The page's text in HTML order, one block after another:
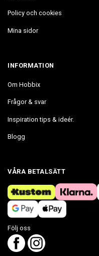
Policy och cookies
Mina sidor
INFORMATION
Om Hobbix
Frågor & svar
Inspiration tips & ideér.
Blogg
VÅRA BETALSÄTT
Följ oss